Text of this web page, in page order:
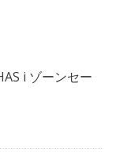
i ゾーンセー